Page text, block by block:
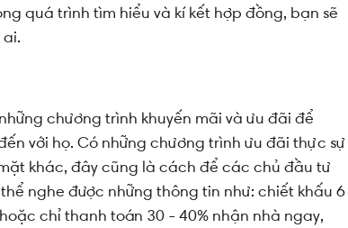
quá trình tìm hiểu và kí kết hợp đồng, bạn sẽ
chương trình khuyến mãi và ưu đãi để
với họ. Có những chương trình ưu đãi thực sự
khác, đây cũng là cách để các chủ đầu tư
nghe được những thông tin như: chiết khấu 6
chỉ thanh toán 30 - 40% nhận nhà ngay,